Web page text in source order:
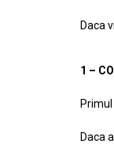
Daca
1 –
Daca